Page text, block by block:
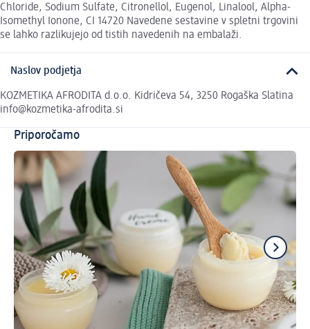
Chloride, Sodium Sulfate, Citronellol, Eugenol, Linalool, Alpha-
Isomethyl Ionone, CI 14720 Navedene sestavine v spletni trgovini
se lahko razlikujejo od tistih navedenih na embalaži.
Naslov podjetja
KOZMETIKA AFRODITA d.o.o. Kidričeva 54, 3250 Rogaška Slatina
info@kozmetika-afrodita.si
Priporočamo